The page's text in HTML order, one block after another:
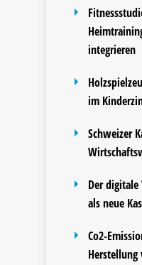
integrieren
im
Schweizer
Der digitale
als neue
Co2-